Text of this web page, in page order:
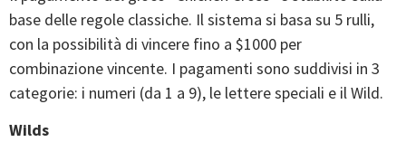
base delle regole classiche. Il sistema si basa su 5 rulli,
con la possibilità di vincere fino a $1000 per
combinazione vincente. I pagamenti sono suddivisi in 3
categorie: i numeri (da 1 a 9), le lettere speciali e il Wild.
Wilds